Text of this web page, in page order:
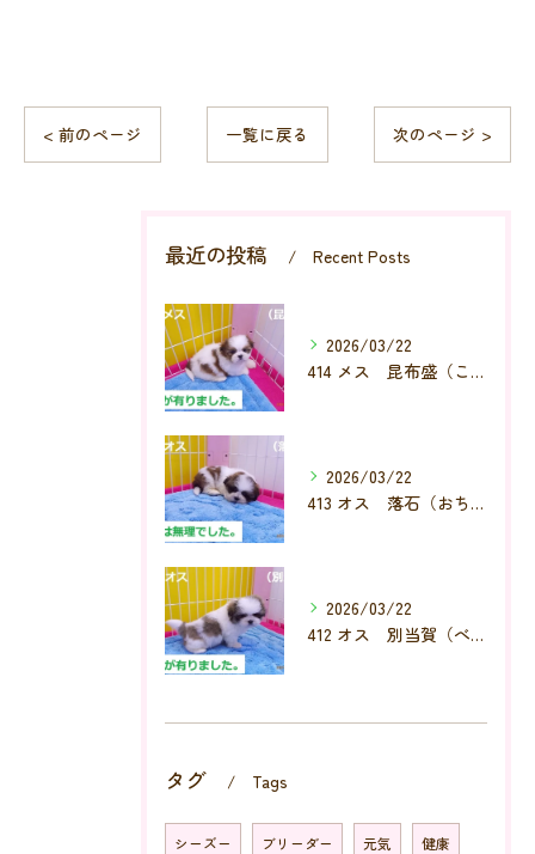
< 前のページ 一覧に戻る 次のページ >
最近の投稿 Recent Posts
2026/03/22
414 メス 昆布盛（こんぶもり）
2026/03/22
413 オス 落石（おちいし）
2026/03/22
412 オス 別当賀（べっとが）
タグ Tags
シーズー ブリーダー 元気 健康